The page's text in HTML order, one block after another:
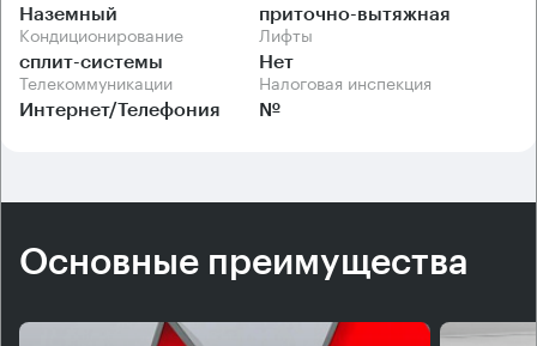
Наземный приточно-вытяжная
Кондиционирование
сплит-системы
Лифты
Нет
Телекоммуникации
Интернет/Телефония
Налоговая инспекция
№
Основные преимущества